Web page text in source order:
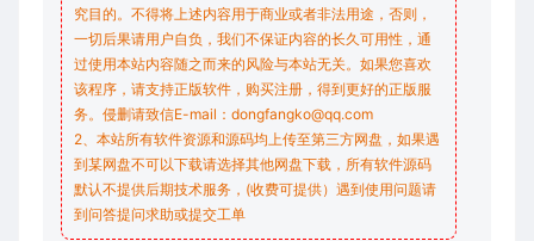
究目的。不得将上述内容用于商业或者非法用途，否则，
一切后果请用户自负，我们不保证内容的长久可用性，通
过使用本站内容随之而来的风险与本站无关。如果您喜欢
该程序，请支持正版软件，购买注册，得到更好的正版服
务。侵删请致信E-mail：dongfangko@qq.com
2、本站所有软件资源和源码均上传至第三方网盘，如果遇
到某网盘不可以下载请选择其他网盘下载，所有软件源码
默认不提供后期技术服务，(收费可提供）遇到使用问题请
到问答提问求助或提交工单